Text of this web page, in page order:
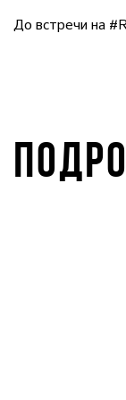
До встречи на